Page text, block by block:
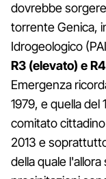
dovrebbe
torrente Genica,
Idrogeologico
R3 (elevato) e
Emergenza
1979, e quella del
comitato
2013 e
della quale